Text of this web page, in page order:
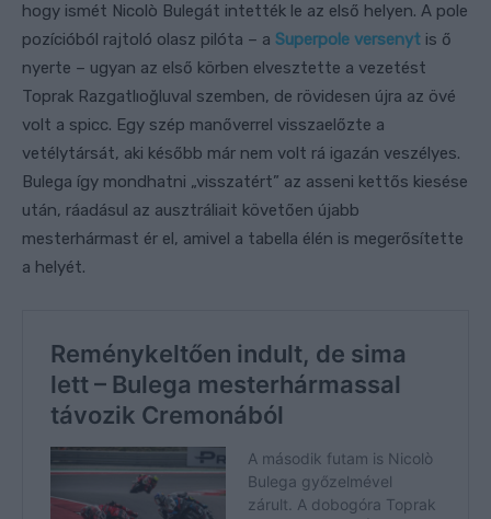
hogy ismét Nicolò Bulegát intették le az első helyen. A pole
pozícióból rajtoló olasz pilóta – a Superpole versenyt is ő
nyerte – ugyan az első körben elvesztette a vezetést
Toprak Razgatlıoğluval szemben, de rövidesen újra az övé
volt a spicc. Egy szép manőverrel visszaelőzte a
vetélytársát, aki később már nem volt rá igazán veszélyes.
Bulega így mondhatni „visszatért” az asseni kettős kiesése
után, ráadásul az ausztráliait követően újabb
mesterhármast ér el, amivel a tabella élén is megerősítette
a helyét.